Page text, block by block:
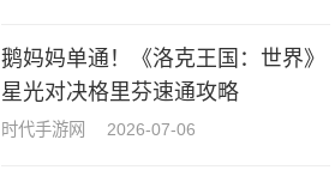
鹅妈妈单通！《洛克王国：世界》
星光对决格里芬速通攻略
时代手游网 2026-07-06